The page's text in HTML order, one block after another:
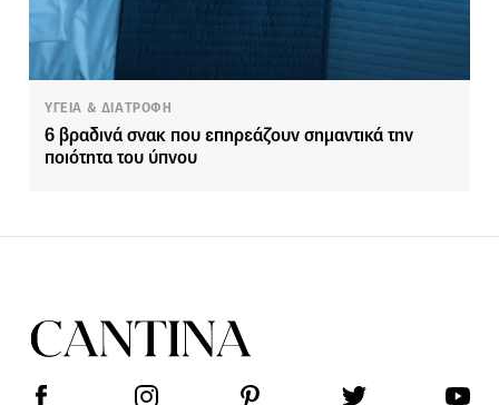
ΥΓΕΙΑ & ΔΙΑΤΡΟΦΗ
6 βραδινά σνακ που επηρεάζουν σημαντικά την
ποιότητα του ύπνου